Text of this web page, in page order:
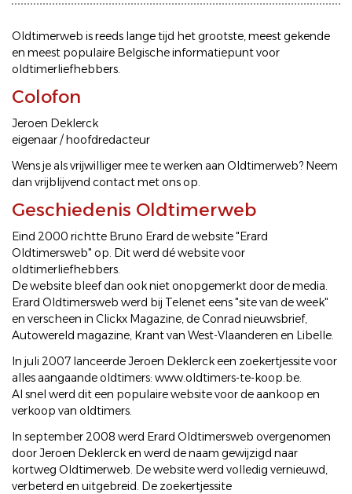
Oldtimerweb is reeds lange tijd het grootste, meest gekende
en meest populaire Belgische informatiepunt voor
oldtimerliefhebbers.
Colofon
Jeroen Deklerck
eigenaar / hoofdredacteur
Wens je als vrijwilliger mee te werken aan Oldtimerweb? Neem
dan vrijblijvend contactmet ons op.
Geschiedenis Oldtimerweb
Eind 2000 richtte Bruno Erard de website "Erard
Oldtimersweb" op. Dit werd dé website voor
oldtimerliefhebbers.
De website bleef dan ook niet onopgemerkt door de media.
Erard Oldtimersweb werd bij Telenet eens "site van de week"
en verscheen in Clickx Magazine, deConrad nieuwsbrief,
Autowereld magazine, Krant van West-Vlaanderen en Libelle.
In juli 2007 lanceerde Jeroen Deklerck een zoekertjessite voor
alles aangaande oldtimers: www.oldtimers-te-koop.be.
Al snel werd dit een populaire website voor de aankoop en
verkoop van oldtimers.
In september 2008 werd Erard Oldtimersweb overgenomen
door Jeroen Deklerck en werd de naam gewijzigd naar
kortweg Oldtimerweb. De website werd volledig vernieuwd,
verbeterd en uitgebreid. De zoekertjessite